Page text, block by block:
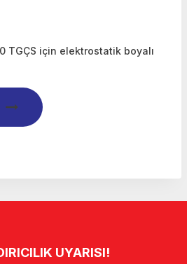
TGÇS için elektrostatik boyalı
UYARISI!